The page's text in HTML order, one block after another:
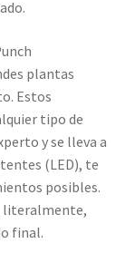
plantas
Estos
tipo de
y se lleva a
(LED), te
posibles.
literalmente,
final.